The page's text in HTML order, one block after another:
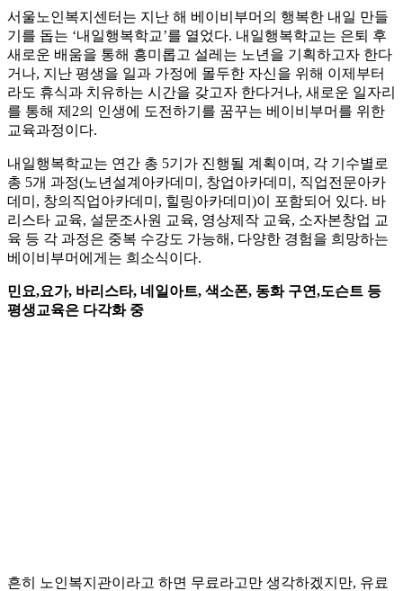
서울노인복지센터는 지난 해 베이비부머의 행복한 내일 만들
기를 돕는 ‘내일행복학교’를 열었다. 내일행복학교는 은퇴 후
새로운 배움을 통해 흥미롭고 설레는 노년을 기획하고자 한다
거나, 지난 평생을 일과 가정에 몰두한 자신을 위해 이제부터
라도 휴식과 치유하는 시간을 갖고자 한다거나, 새로운 일자리
를 통해 제2의 인생에 도전하기를 꿈꾸는 베이비부머를 위한
교육과정이다.
내일행복학교는 연간 총 5기가 진행될 계획이며, 각 기수별로
총 5개 과정(노년설계아카데미, 창업아카데미, 직업전문아카
데미, 창의직업아카데미, 힐링아카데미)이 포함되어 있다. 바
리스타 교육, 설문조사원 교육, 영상제작 교육, 소자본창업 교
육 등 각 과정은 중복 수강도 가능해, 다양한 경험을 희망하는
베이비부머에게는 희소식이다.
민요,요가, 바리스타, 네일아트, 색소폰, 동화 구연,도슨트 등
평생교육은 다각화 중
흔히 노인복지관이라고 하면 무료라고만 생각하겠지만, 유료